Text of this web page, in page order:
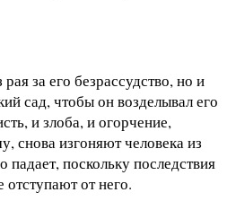
за его безрассудство, но и
сад, чтобы он возделывал его
и злоба, и огорчение,
снова изгоняют человека из
падает, поскольку последствия
отступают от него.